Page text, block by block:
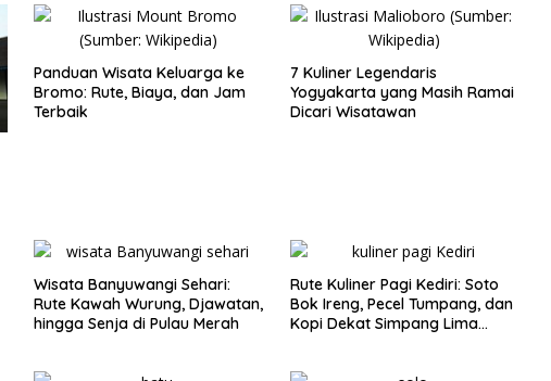
Panduan Wisata Keluarga ke
Bromo: Rute, Biaya, dan Jam
Terbaik
7 Kuliner Legendaris
Yogyakarta yang Masih Ramai
Dicari Wisatawan
Wisata Banyuwangi Sehari:
Rute Kawah Wurung, Djawatan,
hingga Senja di Pulau Merah
Rute Kuliner Pagi Kediri: Soto
Bok Ireng, Pecel Tumpang, dan
Kopi Dekat Simpang Lima